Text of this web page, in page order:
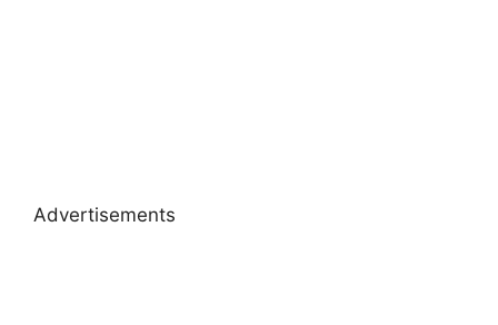
Advertisements